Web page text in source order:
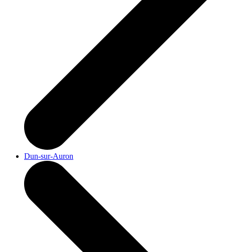
Dun-sur-Auron